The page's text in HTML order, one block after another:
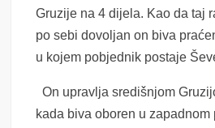
Gruzije na 4 dijela. Kao da taj
po sebi dovoljan on biva
u kojem pobjednik postaje
On upravlja središnjom
kada biva oboren u zapadnom